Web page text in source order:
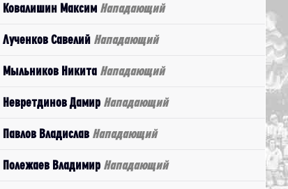
Ковалишин Максим Нападающий
Лученков Савелий Нападающий
Мыльников Никита Нападающий
Невретдинов Дамир Нападающий
Павлов Владислав Нападающий
Полежаев Владимир Нападающий